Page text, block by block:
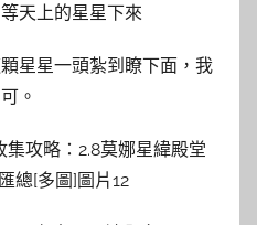
天上的星星下來
星星一頭紮到瞭下面，我
。